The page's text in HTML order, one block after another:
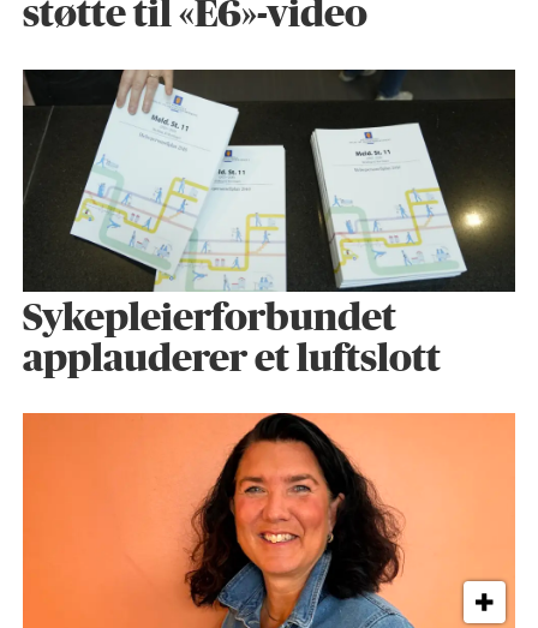
støtte til «E6»-video
Sykepleier­forbundet
applauderer et luftslott